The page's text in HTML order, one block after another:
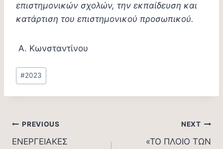
επιστημονικών σχολών, την εκπαίδευση και
κατάρτιση του επιστημονικού προσωπικού.
Α. Κωνσταντίνου
Post
Tags:
#2023
Post
PREVIOUS
ΕΝΕΡΓΕΙΑΚΕΣ
NEXT
«ΤΟ ΠΛΟΙΟ ΤΩΝ